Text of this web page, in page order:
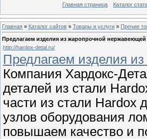
Главная страница Каталог
Главная » Каталог сайтов » Товары и услуги » Прочие
Предлагаем изделия из жаропрочной
http://hardox-detal.ru/
Предлагаем изделия
Компания Хардокс-
деталей из стали
части из стали Hardox
узлов оборудования
повышаем качество и